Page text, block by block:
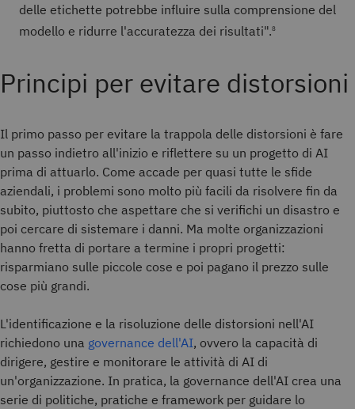
delle etichette potrebbe influire sulla comprensione del
modello e ridurre l'accuratezza dei risultati".8
Principi per evitare distorsioni
Il primo passo per evitare la trappola delle distorsioni è fare
un passo indietro all'inizio e riflettere su un progetto di AI
prima di attuarlo. Come accade per quasi tutte le sfide
aziendali, i problemi sono molto più facili da risolvere fin da
subito, piuttosto che aspettare che si verifichi un disastro e
poi cercare di sistemare i danni. Ma molte organizzazioni
hanno fretta di portare a termine i propri progetti:
risparmiano sulle piccole cose e poi pagano il prezzo sulle
cose più grandi.
L'identificazione e la risoluzione delle distorsioni nell'AI
richiedono una governance dell'AI, ovvero la capacità di
dirigere, gestire e monitorare le attività di AI di
un'organizzazione. In pratica, la governance dell'AI crea una
serie di politiche, pratiche e framework per guidare lo